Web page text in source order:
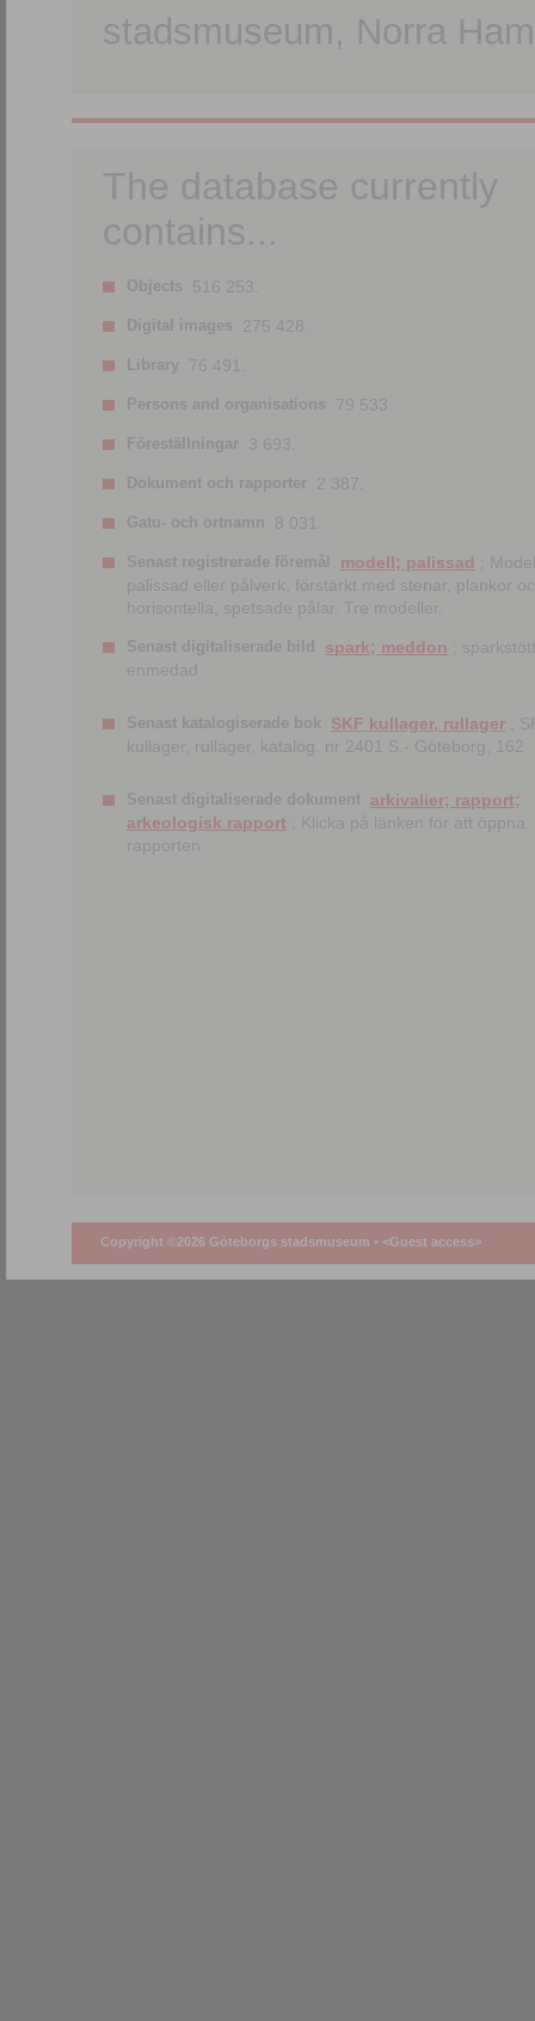
stadsmuseum, Norra
The database currently
contains...
Objects 516 253.
Digital images 275 428.
Library 76 491.
Persons and organisations 79 533.
Föreställningar 3 693.
Dokument och rapporter 2 387.
Gatu- och ortnamn 8 031.
Senast registrerade föremål modell; palissad
;
palissad eller pålverk, förstärkt med stenar, plankor
horisontella, spetsade pålar. Tre modeller.
Senast digitaliserade bild spark; meddon ;
enmedad
Senast katalogiserade bok SKF kullager, rullager ;
kullager, rullager, katalog. nr 2401 S.- Göteborg, 162
Senast digitaliserade dokument arkivalier; rapport;
arkeologisk rapport ; Klicka på länken för att öppna
rapporten
Copyright ©2026 Göteborgs stadsmuseum • <Guest access>